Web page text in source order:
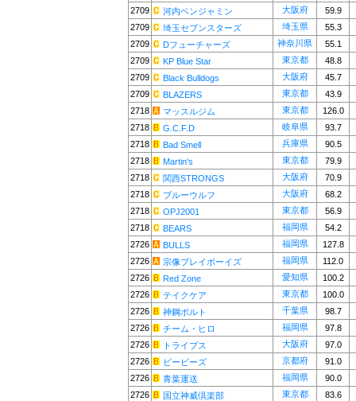
2709
河内ベンジャミン 大阪府
59.9
2709
埼玉セブンスターズ 埼玉県
55.3
2709
Dフューチャーズ 神奈川県
55.1
2709
KP Blue Star 東京都
48.8
2709
Black Bulldogs 大阪府
45.7
2709
BLAZERS 東京都
43.9
2718
マッスルジム 東京都
126.0
2718
G.C.F.D 岐阜県
93.7
2718
Bad Smell 兵庫県
90.5
2718
Martin's 東京都
79.9
2718
関西STRONGS 大阪府
70.9
2718
ブルーウルフ 大阪府
68.2
2718
OPJ2001 東京都
56.9
2718
BEARS 福岡県
54.2
2726
BULLS 福岡県
127.8
2726
宗像プレイボーイズ 福岡県
112.0
2726
Red Zone 愛知県
100.2
2726
テイクケア 東京都
100.0
2726
神鋼ボルト 千葉県
98.7
2726
チーム・ヒロ 福岡県
97.8
2726
トライブス 大阪府
97.0
2726
ビービーズ 京都府
91.0
2726
青葉運送 福岡県
90.0
2726
国立神威倶楽部 東京都
83.6